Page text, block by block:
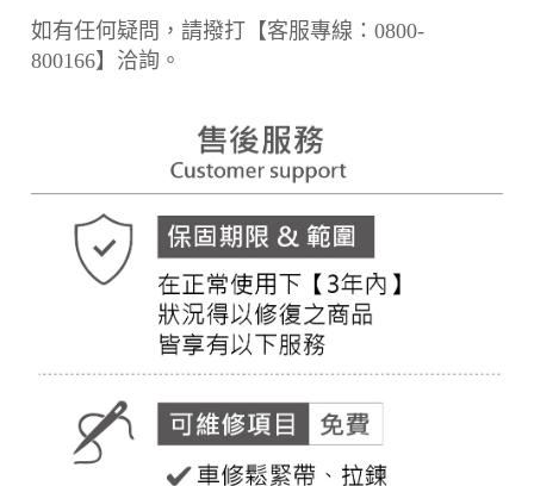
如有任何疑問，請撥打【客服專線：0800-
800166】洽詢。